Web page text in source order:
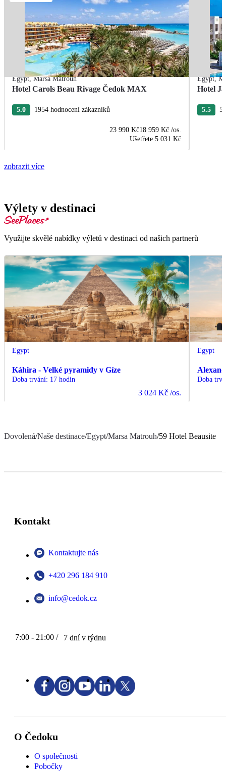
Egypt,Marsa Matrouh
Hotel Carols Beau Rivage Čedok MAX
5.0 1954 hodnocení zákazníků
23 990 Kč18 959 Kč /os.
Ušetřete 5 031 Kč
Egypt,
Hotel
5.5
zobrazit více
Výlety v destinaci
Využijte skvělé nabídky výletů v destinaci od našich partnerů
Egypt
Káhira - Velké pyramidy v Gíze
Doba trvání: 17 hodin
3 024 Kč /os.
Egypt
Doba
Dovolená/Naše destinace/Egypt/Marsa Matrouh/59 Hotel Beausite
Kontakt
Kontaktujte nás
+420 296 184 910
info@cedok.cz
7:00 - 21:00 / 7 dní v týdnu
O Čedoku
O společnosti
Pobočky